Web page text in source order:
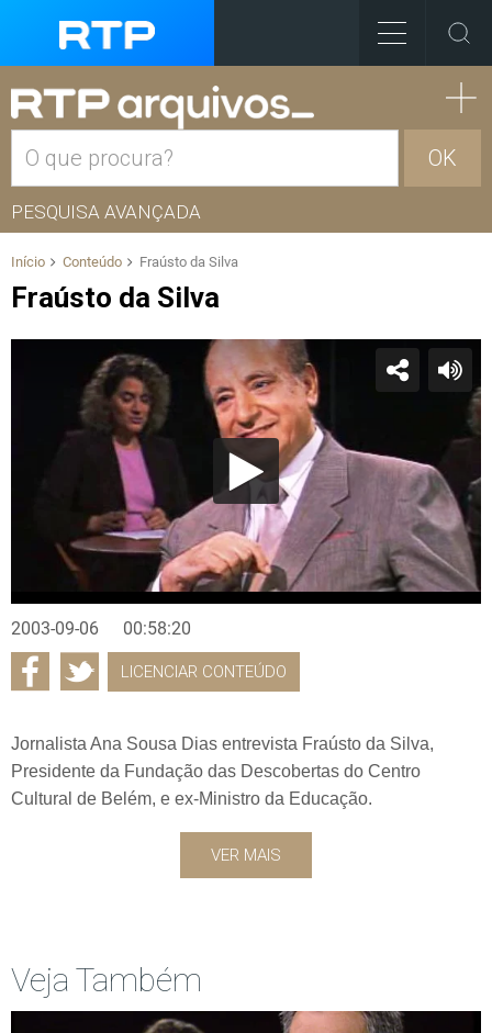
OK
PESQUISA AVANÇADA
Início Conteúdo Fraústo da Silva
Fraústo da Silva
2003-09-06 00:58:20
LICENCIAR CONTEÚDO
Jornalista Ana Sousa Dias entrevista Fraústo da Silva,
Presidente da Fundação das Descobertas do Centro
Cultural de Belém, e ex-Ministro da Educação.
VER MAIS
Veja Também